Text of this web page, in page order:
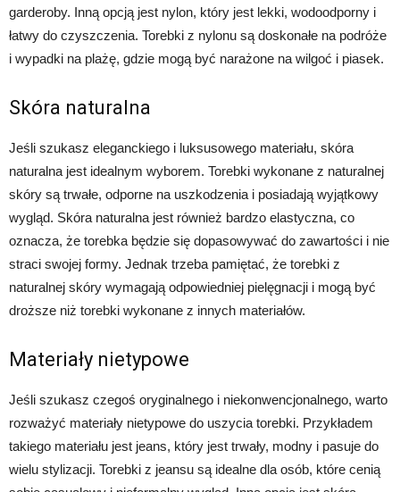
garderoby. Inną opcją jest nylon, który jest lekki, wodoodporny i
łatwy do czyszczenia. Torebki z nylonu są doskonałe na podróże
i wypadki na plażę, gdzie mogą być narażone na wilgoć i piasek.
Skóra naturalna
Jeśli szukasz eleganckiego i luksusowego materiału, skóra
naturalna jest idealnym wyborem. Torebki wykonane z naturalnej
skóry są trwałe, odporne na uszkodzenia i posiadają wyjątkowy
wygląd. Skóra naturalna jest również bardzo elastyczna, co
oznacza, że torebka będzie się dopasowywać do zawartości i nie
straci swojej formy. Jednak trzeba pamiętać, że torebki z
naturalnej skóry wymagają odpowiedniej pielęgnacji i mogą być
droższe niż torebki wykonane z innych materiałów.
Materiały nietypowe
Jeśli szukasz czegoś oryginalnego i niekonwencjonalnego, warto
rozważyć materiały nietypowe do uszycia torebki. Przykładem
takiego materiału jest jeans, który jest trwały, modny i pasuje do
wielu stylizacji. Torebki z jeansu są idealne dla osób, które cenią